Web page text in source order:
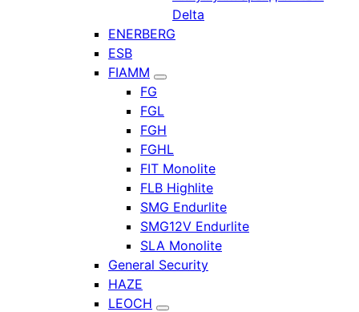
Delta
ENERBERG
ESB
FIAMM
FG
FGL
FGH
FGHL
FIT Monolite
FLB Highlite
SMG Endurlite
SMG12V Endurlite
SLA Monolite
General Security
HAZE
LEOCH